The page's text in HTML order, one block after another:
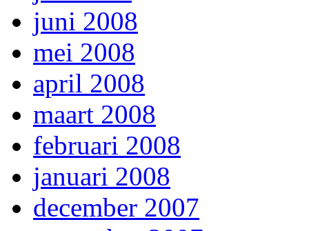
juni 2008
mei 2008
april 2008
maart 2008
februari 2008
januari 2008
december 2007